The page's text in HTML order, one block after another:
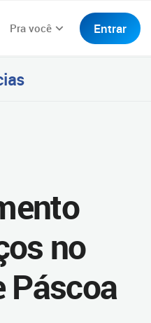
Pra você Entrar
no
Páscoa